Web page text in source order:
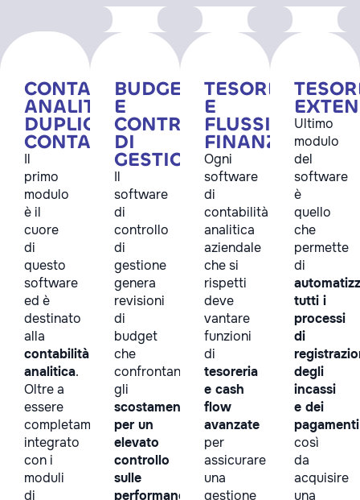
CONTABILITÀ
ANALITICA
DUPLICE
CONTABILE
Il
primo
modulo
è il
cuore
di
questo
software
ed è
destinato
alla
contabilità
analitica.
Oltre a
essere
completamente
integrato
con i
moduli
di
BUDGET
E
CONTROLLO
DI
GESTIONE
Il
software
di
controllo
di
gestione
genera
revisioni
di
budget
che
confrontano
gli
scostamenti
per un
elevato
controllo
sulle
performance
TESORERIA
E
FLUSSI
FINANZIARI
Ogni
software
di
contabilità
analitica
aziendale
che si
rispetti
deve
vantare
funzioni
di
tesoreria
e cash
flow
avanzate
per
assicurare
una
gestione
Ultimo
modulo
del
software
è
quello
che
permette
di
tutti i
processi
di
degli
incassi
e dei
pagamenti
così
da
acquisire
una